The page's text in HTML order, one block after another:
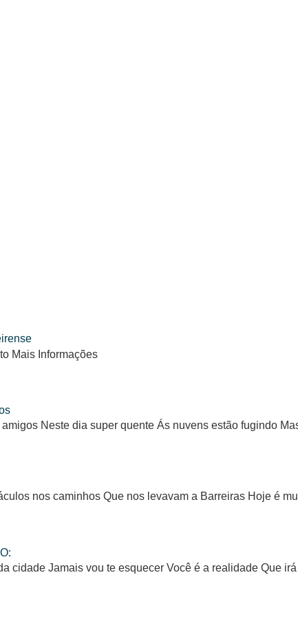
Mais Informações
Neste dia super quente Ás nuvens estão fugindo
nos caminhos Que nos levavam a Barreiras Hoje é
cidade Jamais vou te esquecer Você é a realidade Que